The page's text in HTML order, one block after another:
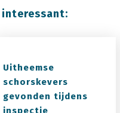
Uitheemse
schorskevers
gevonden tijdens
inspectie